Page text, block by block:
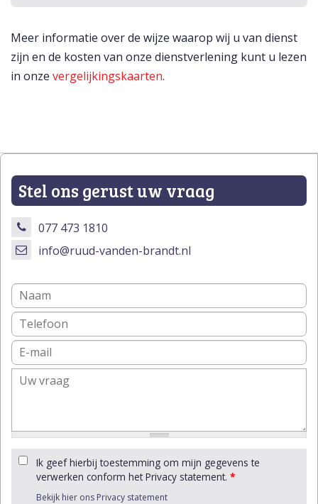
Meer informatie over de wijze waarop wij u van dienst
zijn en de kosten van onze dienstverlening kunt u lezen
in onze vergelijkingskaarten.
Stel ons gerust uw vraag
077 473 1810
info@ruud-vanden-brandt.nl
Ik geef hierbij toestemming om mijn gegevens te
verwerken conform het Privacy statement. *
Bekijk hier ons Privacy statement